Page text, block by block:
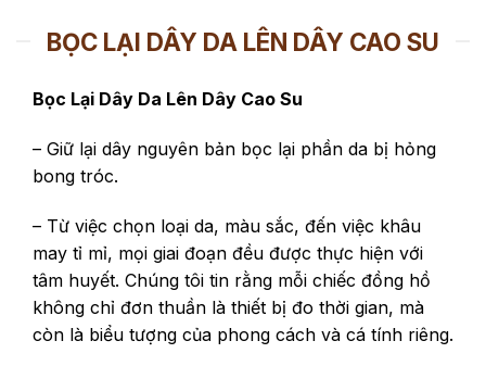
BỌC LẠI DÂY DA LÊN DÂY CAO SU
Bọc Lại Dây Da Lên Dây Cao Su
– Giữ lại dây nguyên bản bọc lại phần da bị hỏng
bong tróc.
– Từ việc chọn loại da, màu sắc, đến việc khâu
may tỉ mỉ, mọi giai đoạn đều được thực hiện với
tâm huyết. Chúng tôi tin rằng mỗi chiếc đồng hồ
không chỉ đơn thuần là thiết bị đo thời gian, mà
còn là biểu tượng của phong cách và cá tính riêng.